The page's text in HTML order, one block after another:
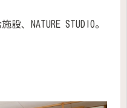
、NATURE STUDIO。